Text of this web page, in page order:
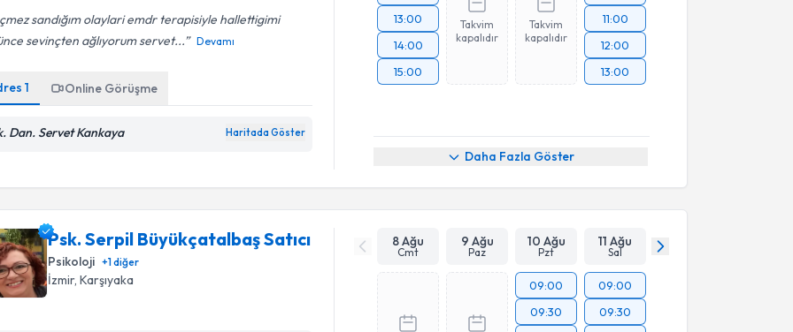
sandığım olaylari emdr terapisiyle hallettigimi
sevinçten ağlıyorum servet...
Devamı
1 Online Görüşme
Dan. Servet Kankaya Haritada Göster
13:00
14:00
15:00
Takvim
kapalıdır
Takvim
kapalıdır
11:00
12:00
13:00
Daha Fazla Göster
Psk. Serpil Büyükçatalbaş Satıcı
Psikoloji +1diğer
İzmir, Karşıyaka
8 Ağu
Cmt
9 Ağu
Paz
10 Ağu
Pzt
11 Ağu
Sal
09:00
09:30
09:00
09:30